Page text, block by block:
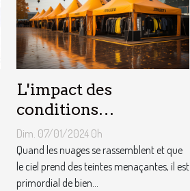
L'impact des
conditions
météorologiques sur
le choix des tentes
publicitaires
Dim. 07/01/2024 0h
Quand les nuages se rassemblent et que
le ciel prend des teintes menaçantes, il est
primordial de bien...